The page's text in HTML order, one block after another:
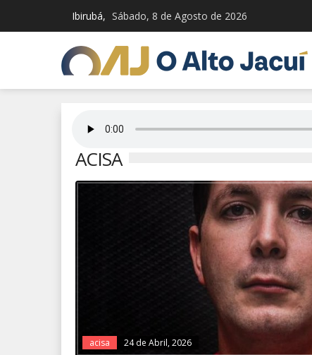
Ibirubá, Sábado, 8 de Agosto de 2026
ACISA
acisa 24 de Abril, 2026